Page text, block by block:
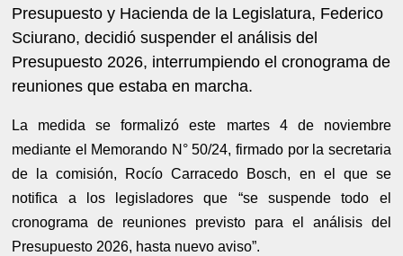
Presupuesto y Hacienda de la Legislatura, Federico
Sciurano, decidió suspender el análisis del
Presupuesto 2026, interrumpiendo el cronograma de
reuniones que estaba en marcha.
La medida se formalizó este martes 4 de noviembre
mediante el Memorando N° 50/24, firmado por la secretaria
de la comisión, Rocío Carracedo Bosch, en el que se
notifica a los legisladores que “se suspende todo el
cronograma de reuniones previsto para el análisis del
Presupuesto 2026, hasta nuevo aviso”.